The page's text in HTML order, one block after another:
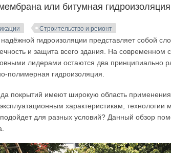
или битумная
Строительство и ремонт
гидроизоляции представляет собой
и защита всего здания. На
лидерами остаются два
полимерная гидроизоляция.
покрытий имеют широкую область
характеристикам,
для разных условий? Данный обзор